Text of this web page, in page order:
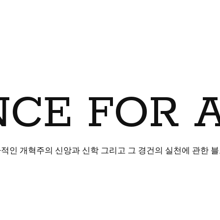
FOR
인 개혁주의 신앙과 신학 그리고 그 경건의 실천에 관한